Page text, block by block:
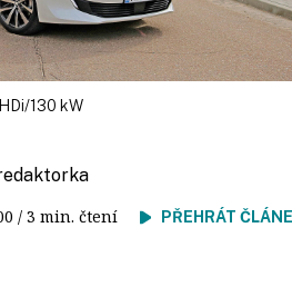
130 kW
/ 3 min. čtení PŘEHRÁT